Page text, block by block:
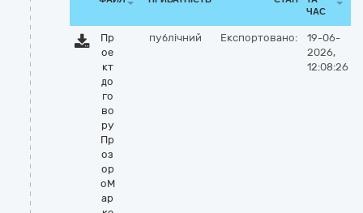
ЧАС
Пр
ое
кт
до
го
во
ру
Пр
оз
ор
оМ
ар
публічний Експортовано:
19-06-
2026,
12:08:26